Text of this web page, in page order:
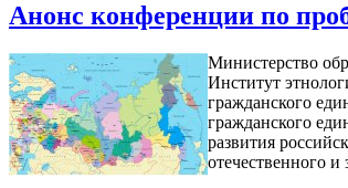
Анонс конференции по
Министерство
Институт
гражданского
гражданского
развития
отечественного